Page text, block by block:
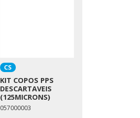
CS
KIT COPOS PPS
DESCARTAVEIS
(125MICRONS)
057000003